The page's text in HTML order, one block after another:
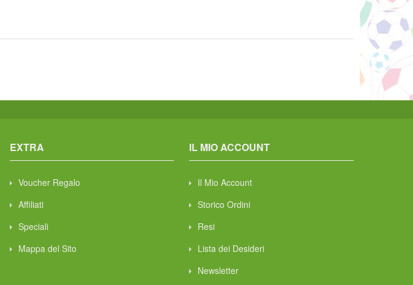
EXTRA
Voucher Regalo
Affiliati
Speciali
Mappa del Sito
IL MIO ACCOUNT
Il Mio Account
Storico Ordini
Resi
Lista dei Desideri
Newsletter